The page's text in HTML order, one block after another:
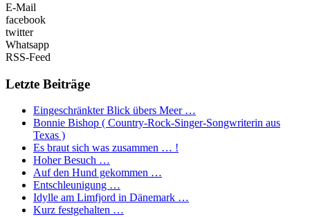
E-Mail
facebook
twitter
Whatsapp
RSS-Feed
Letzte Beiträge
Eingeschränkter Blick übers Meer …
Bonnie Bishop ( Country-Rock-Singer-Songwriterin aus
Texas )
Es braut sich was zusammen … !
Hoher Besuch …
Auf den Hund gekommen …
Entschleunigung …
Idylle am Limfjord in Dänemark …
Kurz festgehalten …